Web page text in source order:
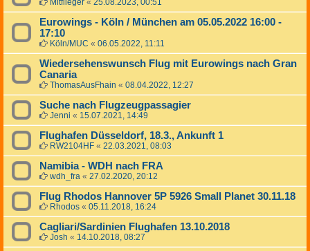
Mitflieger « 25.08.2023, 00:51
Eurowings - Köln / München am 05.05.2022 16:00 -
17:10
Köln/MUC « 06.05.2022, 11:11
Wiedersehenswunsch Flug mit Eurowings nach Gran
Canaria
ThomasAusFhain « 08.04.2022, 12:27
Suche nach Flugzeugpassagier
Jenni « 15.07.2021, 14:49
Flughafen Düsseldorf, 18.3., Ankunft 1
RW2104HF « 22.03.2021, 08:03
Namibia - WDH nach FRA
wdh_fra « 27.02.2020, 20:12
Flug Rhodos Hannover 5P 5926 Small Planet 30.11.18
Rhodos « 05.11.2018, 16:24
Cagliari/Sardinien Flughafen 13.10.2018
Josh « 14.10.2018, 08:27